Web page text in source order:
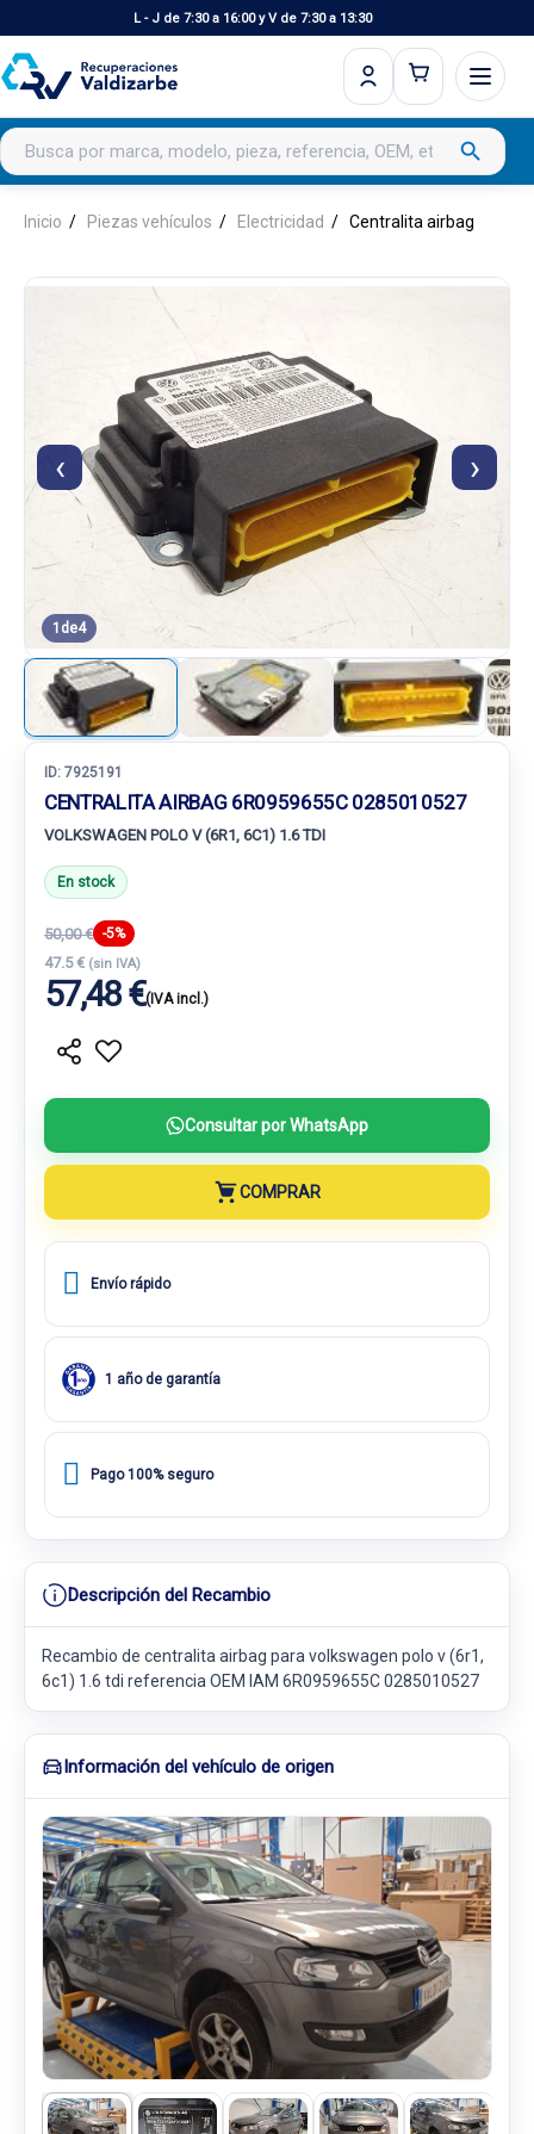
L - J de 7:30 a 16:00 y V de 7:30 a 13:30
Buscar productos search
Inicio Piezas vehículos Electricidad Centralita airbag
‹ ›
1 de4
ID: 7925191
CENTRALITA AIRBAG 6R0959655C 0285010527
VOLKSWAGEN POLO V (6R1, 6C1) 1.6 TDI
En stock
50,00 € -5%
47.5 € (sin IVA)
57,48 €(IVA incl.)
Consultar por WhatsApp
COMPRAR
Envío rápido
1 año de garantía
Pago 100% seguro
Descripción del Recambio
Recambio de centralita airbag para volkswagen polo v (6r1,
6c1) 1.6 tdi referencia OEM IAM 6R0959655C 0285010527
Información del vehículo de origen